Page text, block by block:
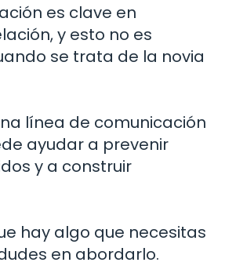
es clave en
y esto no es
se trata de la novia
línea de comunicación
ayudar a prevenir
y a construir
hay algo que necesitas
en abordarlo.